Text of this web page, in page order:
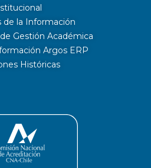
de la Información
Gestión Académica
Argos ERP
Históricas